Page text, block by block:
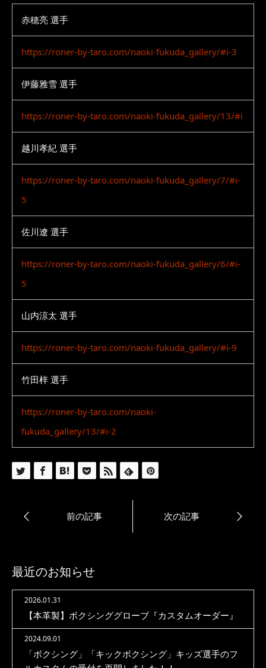
赤穂亮 選手
https://roner-by-taro.com/naoki-fukuda_gallery/#i-3
伊藤雅雪 選手
https://roner-by-taro.com/naoki-fukuda_gallery/13/#i
越川孝紀 選手
https://roner-by-taro.com/naoki-fukuda_gallery/7/#i-
5
佐川遼 選手
https://roner-by-taro.com/naoki-fukuda_gallery/6/#i-
5
山内涼太 選手
https://roner-by-taro.com/naoki-fukuda_gallery/#i-9
竹田梓 選手
https://roner-by-taro.com/naoki-
fukuda_gallery/13/#i-2
最近のお知らせ
2026.01.31
【本革製】ボクシンググローブ『カスタムオーダー』
2024.09.01
「ボクシング」「キックボクシング」キッズ選手のフ